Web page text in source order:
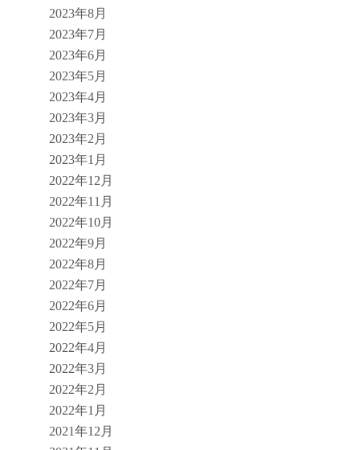
2023年8月
2023年7月
2023年6月
2023年5月
2023年4月
2023年3月
2023年2月
2023年1月
2022年12月
2022年11月
2022年10月
2022年9月
2022年8月
2022年7月
2022年6月
2022年5月
2022年4月
2022年3月
2022年2月
2022年1月
2021年12月